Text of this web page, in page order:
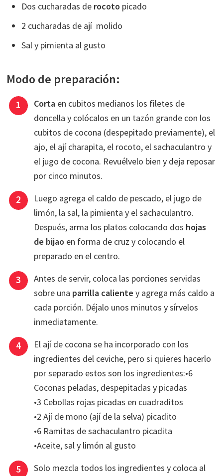
Dos cucharadas de rocoto picado
2 cucharadas de ají molido
Sal y pimienta al gusto
Modo de preparación:
Corta en cubitos medianos los filetes de
doncella y colócalos en un tazón grande con los
cubitos de cocona (despepitado previamente), el
ajo, el ají charapita, el rocoto, el sachaculantro y
el jugo de cocona. Revuélvelo bien y deja reposar
por cinco minutos.
Luego agrega el caldo de pescado, el jugo de
limón, la sal, la pimienta y el sachaculantro.
Después, arma los platos colocando dos hojas
de bijao en forma de cruz y colocando el
preparado en el centro.
Antes de servir, coloca las porciones servidas
sobre una parrilla calientey agrega más caldo a
cada porción. Déjalo unos minutos y sírvelos
inmediatamente.
El ají de cocona se ha incorporado con los
ingredientes del ceviche, pero si quieres hacerlo
por separado estos son los ingredientes:•6
Coconas peladas, despepitadas y picadas
•3 Cebollas rojas picadas en cuadraditos
•2 Ají de mono (ají de la selva) picadito
•6 Ramitas de sachaculantro picadita
•Aceite, sal y limón al gusto
Solo mezcla todos los ingredientes y coloca al